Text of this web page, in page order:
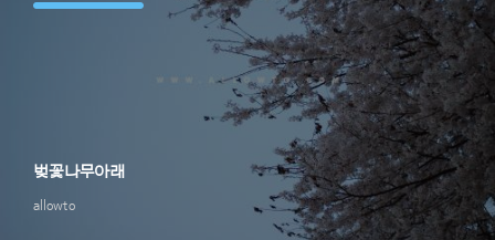
allowto
벚꽃나무아래